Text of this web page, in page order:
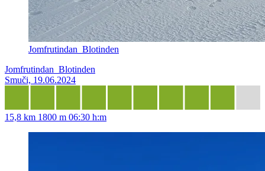
Jomfrutindan_Blotinden
Jomfrutindan_Blotinden
Smuči, 19.06.2024
15,8 km 1800 m 06:30 h:m